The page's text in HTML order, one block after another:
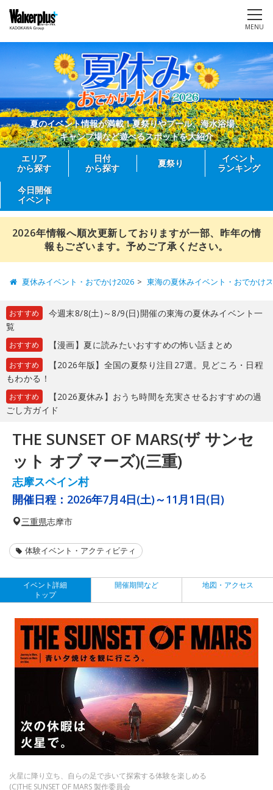
MENU
夏のイベント情報が満載！夏祭りやプール、海水浴場、
キャンプ場など遊べるスポットを大紹介
エリア
から探す
日付
から探す
夏祭り
イベント
ランキング
今日開催
イベント
2026年情報へ順次更新しておりますが一部、昨年の情
報もございます。予めご了承ください。
夏休みイベント・おでかけ2026 東海の夏休みイベント・おでかけ
おすすめ
今週末8/8(土)～8/9(日)開催の東海の夏休みイベント一
覧
おすすめ 【漫画】夏に読みたいおすすめの怖い話まとめ
おすすめ
【2026年版】全国の夏祭り注目27選。見どころ・日程
もわかる！
おすすめ
【2026夏休み】おうち時間を充実させるおすすめの過
ごし方ガイド
THE SUNSET OF MARS(ザ サンセ
ット オブ マーズ)(三重)
志摩スペイン村
開催日程： 2026年7月4日(土)～11月1日(日)
三重県志摩市
体験イベント・アクティビティ
イベント詳細
トップ
開催期間など 地図・アクセス
火星に降り立ち、自らの足で歩いて探索する体験を楽しめる
(C)THE SUNSET OF MARS 製作委員会